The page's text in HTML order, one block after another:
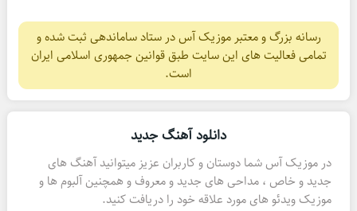
رسانه بزرگ و معتبر موزیک آس در ستاد ساماندهی ثبت شده و
تمامی فعالیت های این سایت طبق قوانین جمهوری اسلامی ایران
است.
دانلود آهنگ جدید
در موزیک آس شما دوستان و کاربران عزیز میتوانید آهنگ های
جدید و خاص ، مداحی های جدید و معروف و همچنین آلبوم ها و
موزیک ویدئو های مورد علاقه خود را دریافت کنید.